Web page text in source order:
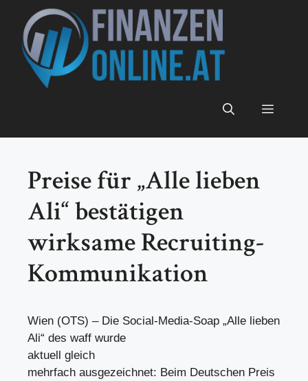
Inhalt
springen
Menü
Preise für „Alle lieben
Ali“ bestätigen
wirksame Recruiting-
Kommunikation
Wien (OTS) – Die Social-Media-Soap „Alle lieben
Ali“ des waff wurde
aktuell gleich
mehrfach ausgezeichnet: Beim Deutschen Preis